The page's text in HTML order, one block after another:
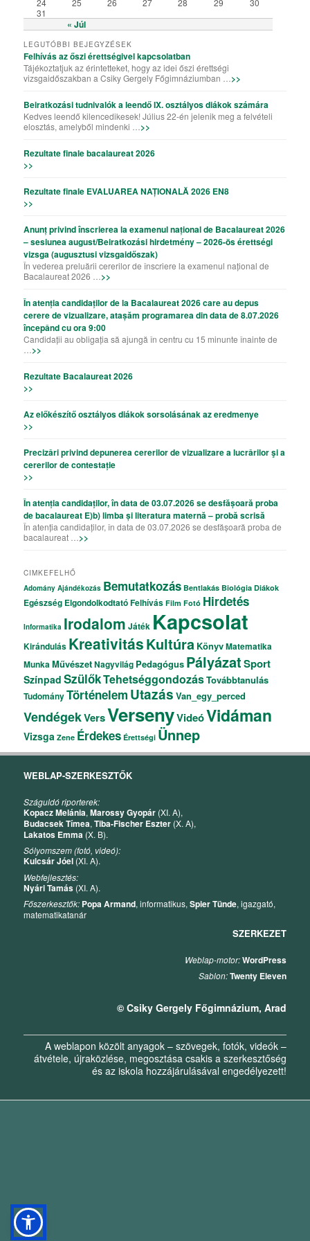
« Júl
31
LEGUTÓBBI BEJEGYZÉSEK
Felhívás az őszi érettségivel kapcsolatban
Tájékoztatjuk az érintetteket, hogy az idei őszi érettségi
vizsgaidőszakban a Csiky Gergely Főgimnáziumban … >>
Beiratkozási tudnivalók a leendő IX. osztályos diákok számára
Kedves leendő kilencedikesek! Július 22-én jelenik meg a felvételi
elosztás, amelyből mindenki … >>
Rezultate finale bacalaureat 2026
>>
Rezultate finale EVALUAREA NAȚIONALĂ 2026 EN8
>>
Anunț privind înscrierea la examenul național de Bacalaureat 2026
– sesiunea august/Beiratkozási hirdetmény – 2026-ös érettségi
vizsga (augusztusi vizsgaidőszak)
În vederea preluării cererilor de înscriere la examenul național de
Bacalaureat 2026 … >>
În atenția candidaților de la Bacalaureat 2026 care au depus
cerere de vizualizare, atașăm programarea din data de 8.07.2026
începând cu ora 9:00
Candidații au obligația să ajungă în centru cu 15 minunte înainte de
>>
Rezultate Bacalaureat 2026
>>
Az előkészítő osztályos diákok sorsolásának az eredmenye
>>
Precizǎri privind depunerea cererilor de vizualizare a lucrǎrilor şi a
cererilor de contestație
>>
În atenția candidaților, în data de 03.07.2026 se desfășoară proba
de bacalaureat E)b) limba și literatura maternă – probă scrisă
În atenția candidaților, în data de 03.07.2026 se desfășoară proba de
bacalaureat … >>
CIMKEFELHŐ
Adomány Ajándékozás Bemutatkozás Bentlakás Biológia Diákok
Egészség ElgondolkodtatóFelhívás Film Fotó Hirdetés
Informatika Irodalom Játék Kapcsolat
Kirándulás KreativitásKultúra KönyvMatematika
MunkaMűvészetNagyvilág Pedagógus PályázatSport
Színpad SzülőkTehetséggondozásTovábbtanulás
TudományTörténelem Utazás Van_egy_perced
VendégekVersVersenyVideóVidáman
Vizsga Zene Érdekes Érettségi Ünnep
WEBLAP-SZERKESZTŐK
Száguldó riporterek:
Kopacz Melánia,Marossy Gyopár (XI. A),
Budacsek Tímea,Tiba-Fischer Eszter (X. A),
Lakatos Emma (X. B).
Sólyomszem (fotó, videó):
Kulcsár Jóel (XI. A).
Webfejlesztés:
Nyári Tamás (XI. A).
Főszerkesztők: Popa Armand, informatikus,Spier Tünde, igazgató,
matematikatanár
SZERKEZET
Weblap-motor:WordPress
Sablon:Twenty Eleven
© Csiky Gergely Főgimnázium, Arad
A weblapon közölt anyagok – szövegek, fotók, videók –
átvétele, újraközlése, megosztása csakis a szerkesztőség
és az iskola hozzájárulásával engedélyezett!